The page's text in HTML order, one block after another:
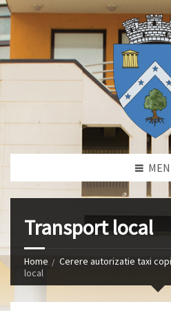
Transport local
Home Cerere autorizatie taxi
local